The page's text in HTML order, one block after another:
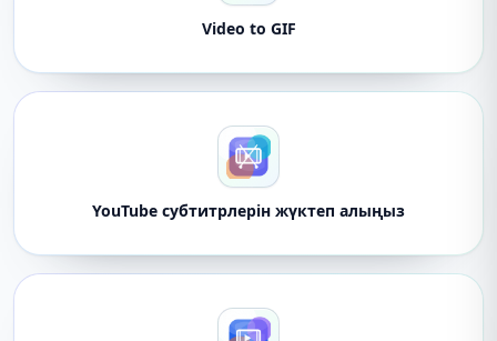
Video to GIF
YouTube субтитрлерін жүктеп алыңыз